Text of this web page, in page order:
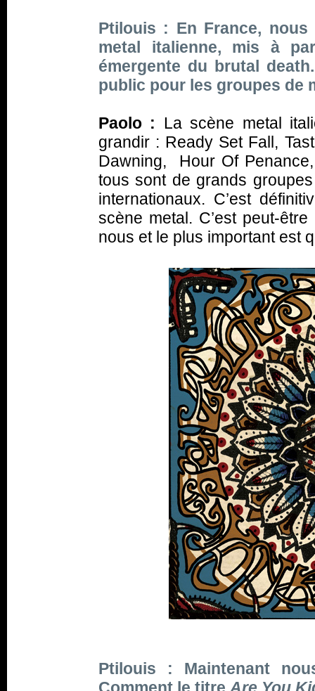
Ptilouis : En France,
metal italienne, mis à
émergente du brutal
public pour les groupes de
Paolo : La scène metal
grandir : Ready Set Fall,
Dawning, Hour Of
tous sont de grands
internationaux. C’est
scène metal. C’est peut-
nous et le plus important est
Ptilouis : Maintenant